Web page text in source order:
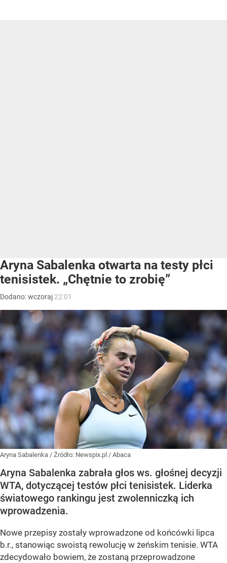
Aryna Sabalenka otwarta na testy płci
tenisistek. „Chętnie to zrobię”
Dodano:wczoraj 22:01
Aryna Sabalenka / Źródło: Newspix.pl / Abaca
Aryna Sabalenka zabrała głos ws. głośnej decyzji
WTA, dotyczącej testów płci tenisistek. Liderka
światowego rankingu jest zwolenniczką ich
wprowadzenia.
Nowe przepisy zostały wprowadzone od końcówki lipca
b.r., stanowiąc swoistą rewolucję w żeńskim tenisie. WTA
zdecydowało bowiem, że zostaną przeprowadzone